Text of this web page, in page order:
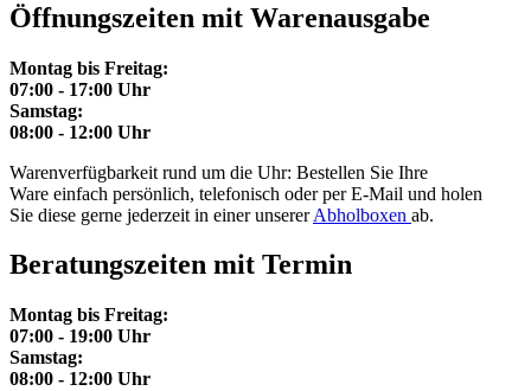
Öffnungszeiten mit Warenausgabe
Montag bis Freitag:
07:00 - 17:00 Uhr
Samstag:
08:00 - 12:00 Uhr
Warenverfügbarkeit rund um die Uhr: Bestellen Sie Ihre
Ware einfach persönlich, telefonisch oder per E-Mail und holen
Sie diese gerne jederzeit in einer unsererAbholboxen ab.
Beratungszeiten mit Termin
Montag bis Freitag:
07:00 - 19:00 Uhr
Samstag:
08:00 - 12:00 Uhr